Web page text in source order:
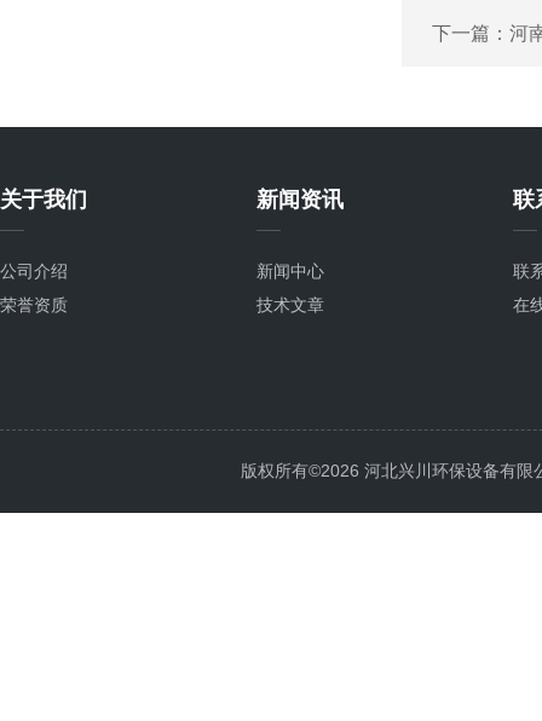
下一篇： 河
关于我们
公司介绍
荣誉资质
新闻资讯
新闻中心
技术文章
联
联
在
版权所有©2026 河北兴川环保设备有